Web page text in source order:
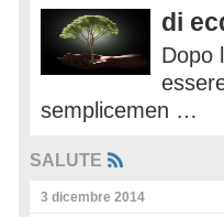
di
Dopo
semplicemen …
SALUTE
3 dicembre 2014